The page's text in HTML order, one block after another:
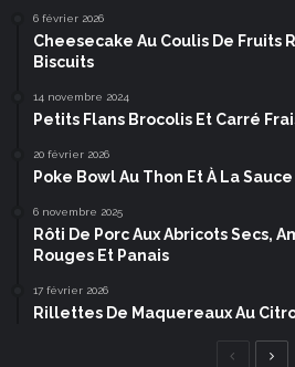
6 février 2026
Cheesecake Au Coulis De Fruits
Biscuits
14 novembre 2024
Petits Flans Brocolis Et Carré
20 février 2026
Poke Bowl Au Thon Et À La
6 novembre 2025
Rôti De Porc Aux Abricots Secs,
Rouges Et Panais
17 février 2026
Rillettes De Maquereaux Au
Page